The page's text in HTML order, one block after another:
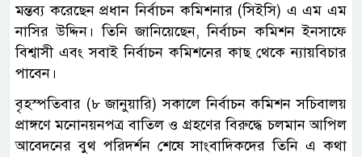
মন্তব্য করেছেন প্রধান নির্বাচন কমিশনার (সিইসি) এ এম এম
নাসির উদ্দিন। তিনি জানিয়েছেন, নির্বাচন কমিশন ইনসাফে
বিশ্বাসী এবং সবাই নির্বাচন কমিশনের কাছ থেকে ন্যায়বিচার
পাবেন।
বৃহস্পতিবার (৮ জানুয়ারি) সকালে নির্বাচন কমিশন সচিবালয়
প্রাঙ্গণে মনোনয়নপত্র বাতিল ও গ্রহণের বিরুদ্ধে চলমান আপিল
আবেদনের বুথ পরিদর্শন শেষে সাংবাদিকদের তিনি এ কথা